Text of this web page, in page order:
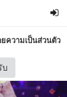
ความเป็นส่วนตัว
บ